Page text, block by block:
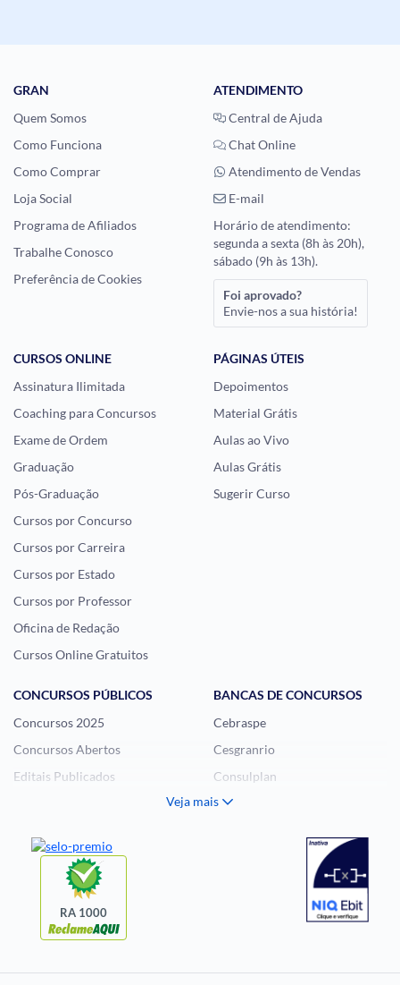
GRAN
Quem Somos
Como Funciona
Como Comprar
Loja Social
Programa de Afiliados
Trabalhe Conosco
Preferência de Cookies
ATENDIMENTO
Central de Ajuda
Chat Online
Atendimento de Vendas
E-mail
Horário de atendimento:
segunda a sexta (8h às 20h),
sábado (9h às 13h).
Foi aprovado?
Envie-nos a sua história!
CURSOS ONLINE
Assinatura Ilimitada
Coaching para Concursos
Exame de Ordem
Graduação
Pós-Graduação
Cursos por Concurso
Cursos por Carreira
Cursos por Estado
Cursos por Professor
Oficina de Redação
Cursos Online Gratuitos
PÁGINAS ÚTEIS
Depoimentos
Material Grátis
Aulas ao Vivo
Aulas Grátis
Sugerir Curso
CONCURSOS PÚBLICOS
Concursos 2025
Concursos Abertos
Editais Publicados
Questões de Concurso
BANCAS DE CONCURSOS
Cebraspe
Cesgranrio
Consulplan
FCC
CONCURSOS POR EXAME DE ORDEM
Veja mais
RA 1000